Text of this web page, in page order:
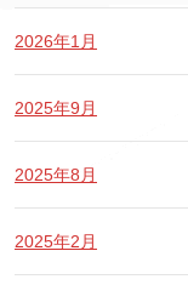
2026年1月
2025年9月
2025年8月
2025年2月